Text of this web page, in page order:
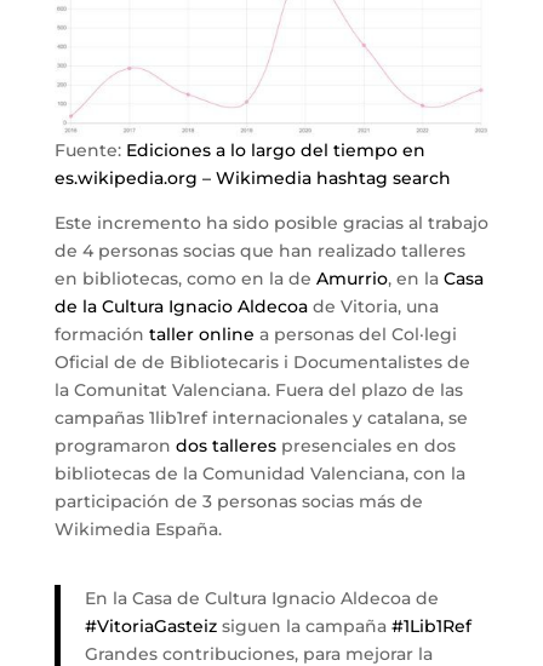
Fuente: Ediciones a lo largo del tiempo en
es.wikipedia.org – Wikimedia hashtag search
Este incremento ha sido posible gracias al trabajo
de 4 personas socias que han realizado talleres
en bibliotecas, como en la de Amurrio, en la Casa
de la Cultura Ignacio Aldecoade Vitoria, una
formación taller online a personas del Col·legi
Oficial de de Bibliotecaris i Documentalistes de
la Comunitat Valenciana. Fuera del plazo de las
campañas 1lib1ref internacionales y catalana, se
programaron dos tallerespresenciales en dos
bibliotecas de la Comunidad Valenciana, con la
participación de 3 personas socias más de
Wikimedia España.
En la Casa de Cultura Ignacio Aldecoa de
#VitoriaGasteizsiguen la campaña #1Lib1Ref
Grandes contribuciones, para mejorar la